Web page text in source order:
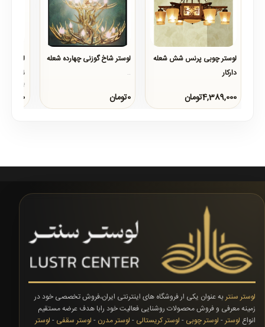
لوستر چوبی پرنس شش شعله
دارکار
..
4,389,000تومان
لوستر شاخ گوزنی چهارده شعله
..
0تومان
لوستر
شعله
لوستر
بسیار
های شما
لامپ به
0تومان
لوستر سنتر به عنوان یکی ار فروشگاه های اینترنتی ایران،فروش تخصصی خود در
زمینه معرفی و فروش محصولات روشنایی فعالیت خود رابا هدف عرضه مستقیم
انواع لوستر - لوستر چوبی - لوستر کریستالی - لوستر مدرن - لوستر سقفی - لوستر